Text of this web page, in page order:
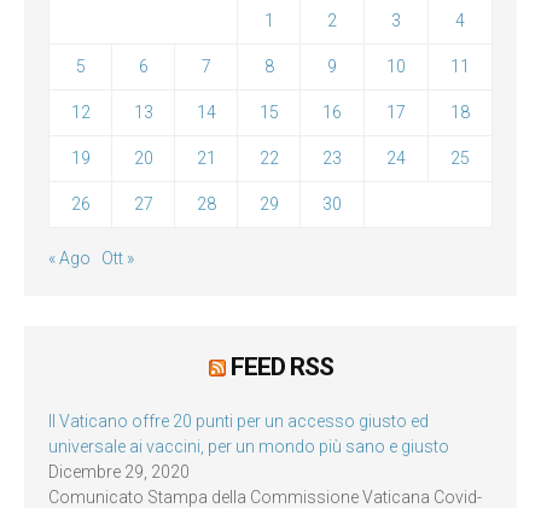
1 2 3 4
5 6 7 8 9 10 11
12 13 14 15 16 17 18
19 20 21 22 23 24 25
26 27 28 29 30
« Ago Ott »
FEED RSS
Il Vaticano offre 20 punti per un accesso giusto ed
universale ai vaccini, per un mondo più sano e giusto
Dicembre 29, 2020
Comunicato Stampa della Commissione Vaticana Covid-